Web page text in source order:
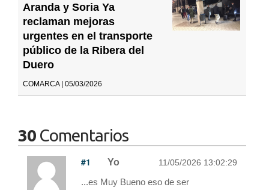
Aranda y Soria Ya
reclaman mejoras
urgentes en el transporte
público de la Ribera del
Duero
COMARCA | 05/03/2026
30 Comentarios
#1 Yo 11/05/2026 13:02:29
...es Muy Bueno eso de ser